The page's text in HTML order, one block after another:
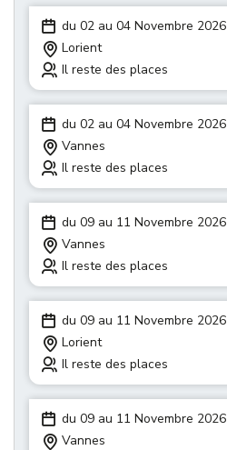
du 02 au 04 Novembre 2026
Lorient
Il reste des places
du 02 au 04 Novembre 2026
Vannes
Il reste des places
du 09 au 11 Novembre 2026
Vannes
Il reste des places
du 09 au 11 Novembre 2026
Lorient
Il reste des places
du 09 au 11 Novembre 2026
Vannes